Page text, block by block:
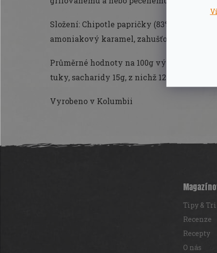
Složení: Chipotle papričky (83%), cukr,
amoniakový karamel, zahušťovadlo:
Průměrné hodnoty na 100g výrobku:
tuky, sacharidy 15g, z nichž 12g jsou
Vyrobeno v Kolumbii
á
Tipy &
Recenze
Recepty
O nás